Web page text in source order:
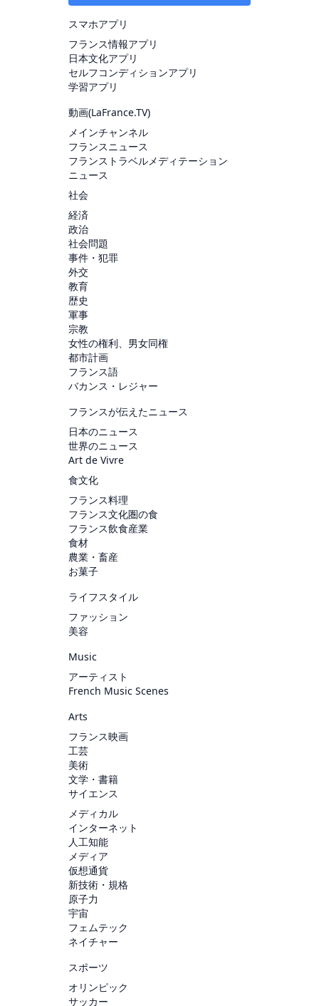
スマホアプリ
フランス情報アプリ
日本文化アプリ
セルフコンディションアプリ
学習アプリ
動画(LaFrance.TV)
メインチャンネル
フランスニュース
フランストラベルメディテーション
ニュース
社会
経済
政治
社会問題
事件・犯罪
外交
教育
歴史
軍事
宗教
女性の権利、男女同権
都市計画
フランス語
バカンス・レジャー
フランスが伝えたニュース
日本のニュース
世界のニュース
Art de Vivre
食文化
フランス料理
フランス文化圏の食
フランス飲食産業
食材
農業・畜産
お菓子
ライフスタイル
ファッション
美容
Music
アーティスト
French Music Scenes
Arts
フランス映画
工芸
美術
文学・書籍
サイエンス
メディカル
インターネット
人工知能
メディア
仮想通貨
新技術・規格
原子力
宇宙
フェムテック
ネイチャー
スポーツ
オリンピック
サッカー